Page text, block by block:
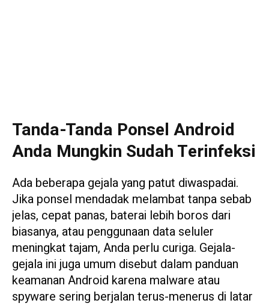
Tanda-Tanda Ponsel Android
Anda Mungkin Sudah Terinfeksi
Ada beberapa gejala yang patut diwaspadai.
Jika ponsel mendadak melambat tanpa sebab
jelas, cepat panas, baterai lebih boros dari
biasanya, atau penggunaan data seluler
meningkat tajam, Anda perlu curiga. Gejala-
gejala ini juga umum disebut dalam panduan
keamanan Android karena malware atau
spyware sering berjalan terus-menerus di latar